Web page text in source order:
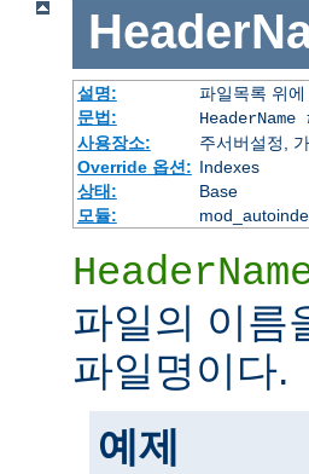
설명:
파일목록 위
문법:
HeaderName
사용장소:
주서버설정,
Override 옵션: Indexes
상태:
Base
모듈:
파일의 이름
파일명이다.
예제